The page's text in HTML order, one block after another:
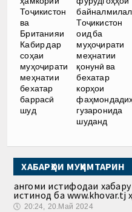
Тоҷикистон
ва
Британияи
Кабир дар
соҳаи
муҳоҷирати
меҳнатии
бехатар
баррасӣ
шуд
Тоҷикистон
оид ба
муҳоҷирати
меҳнатии
қонунӣ ва
бехатар
корҳои
гузаронида
шуданд
ХАБАРҲОИ МУҲИМТАРИН
Ҳангоми истифодаи
истинод ба www.khovar.tj
🕔 20:24, 20.Май 2024